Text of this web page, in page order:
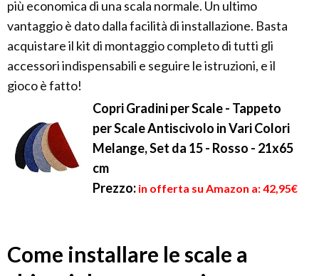
più economica di una scala normale. Un ultimo
vantaggio è dato dalla facilità di installazione. Basta
acquistare il kit di montaggio completo di tutti gli
accessori indispensabili e seguire le istruzioni, e il
gioco è fatto!
Copri Gradini per Scale - Tappeto
per Scale Antiscivolo in Vari Colori
Melange, Set da 15 - Rosso - 21x65
cm
Prezzo: in offerta su Amazon a: 42,95€
Come installare le scale a